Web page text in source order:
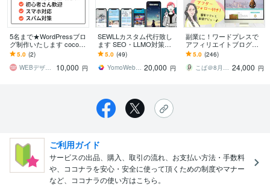
5名まで★WordPressブロ
グ制作いたします cocoon
でブログ作成！※他テーマ
でも可能です
5.0 (2)
WEBデザイン制作チーム デザインラボ
10,000 円
SEWLLカスタム代行致し
ます SEO・LLMO対策標
準装備！AI検索時代のブ
ログ制作
5.0 (49)
YomoWebbDesign 20,000 円
副業に！ワードプレスで
アフィリエイトブログ作
ります SEO対策済・アド
センス対応・有料テーマ
カスタマイズもOK
5.0 (246)
こば＠8月7日～8月16日夏季休業 24,000 円
ご利用ガイド
サービスの出品、購入、取引の流れ、お支払い方法・手数料
や、ココナラを安心・安全に使って頂くための制度やマナー
など、ココナラの使い方はこちら。